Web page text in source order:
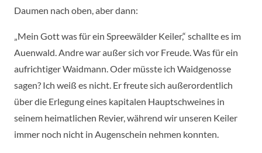
Daumen nach oben, aber dann:
„Mein Gott was für ein Spreewälder Keiler,“ schallte es im
Auenwald. Andre war außer sich vor Freude. Was für ein
aufrichtiger Waidmann. Oder müsste ich Waidgenosse
sagen? Ich weiß es nicht. Er freute sich außerordentlich
über die Erlegung eines kapitalen Hauptschweines in
seinem heimatlichen Revier, während wir unseren Keiler
immer noch nicht in Augenschein nehmen konnten.